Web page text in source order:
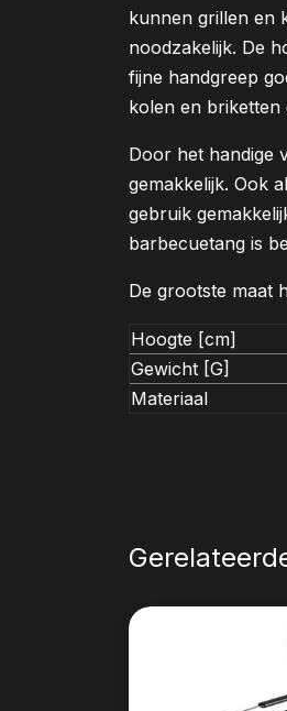
kunnen grillen en
noodzakelijk. De
fijne handgreep
kolen en briketten
Door het handige
gemakkelijk. Ook
gebruik
barbecuetang is
De grootste maat
Hoogte [cm]
Gewicht [G]
Materiaal